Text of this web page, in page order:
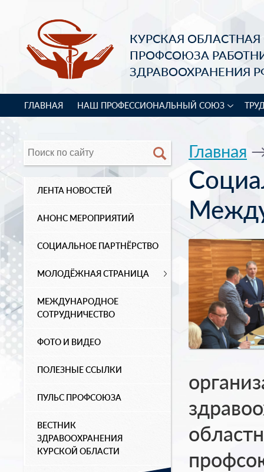
КУРСКАЯ
ПРОФСОЮЗА
ЗДРАВООХРАНЕНИЯ
ГЛАВНАЯ НАШ ПРОФЕССИОНАЛЬНЫЙ СОЮЗ
ЛЕНТА НОВОСТЕЙ
АНОНС МЕРОПРИЯТИЙ
СОЦИАЛЬНОЕ ПАРТНЁРСТВО
МОЛОДЁЖНАЯ СТРАНИЦА
МЕЖДУНАРОДНОЕ
СОТРУДНИЧЕСТВО
ФОТО И ВИДЕО
ПОЛЕЗНЫЕ ССЫЛКИ
ПУЛЬС ПРОФСОЮЗА
ВЕСТНИК
ЗДРАВООХРАНЕНИЯ
КУРСКОЙ ОБЛАСТИ
Главная